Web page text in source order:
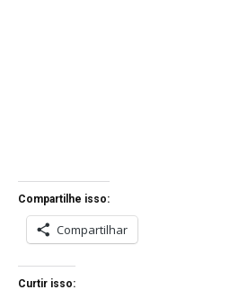
Compartilhe isso:
Compartilhar
Curtir isso: